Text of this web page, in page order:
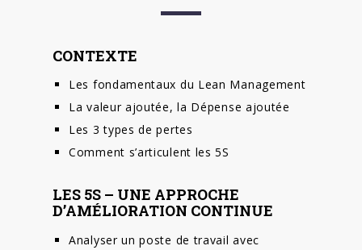
CONTEXTE
Les fondamentaux du Lean Management
La valeur ajoutée, la Dépense ajoutée
Les 3 types de pertes
Comment s’articulent les 5S
LES 5S – UNE APPROCHE
D’AMÉLIORATION CONTINUE
Analyser un poste de travail avec